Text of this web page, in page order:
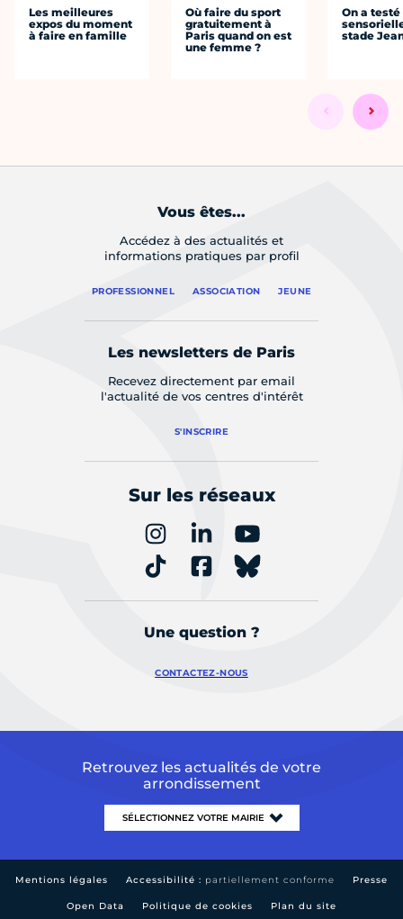
Les meilleures
expos du moment
à faire en famille
Où faire du sport
gratuitement à
Paris quand on est
une femme ?
On a
stade
Vous êtes...
Accédez à des actualités et
informations pratiques par profil
PROFESSIONNEL ASSOCIATION JEUNE
Les newsletters de Paris
Recevez directement par email
l'actualité de vos centres d'intérêt
S'INSCRIRE
Sur les réseaux
Une question ?
CONTACTEZ-NOUS
Retrouvez les actualités de votre
arrondissement
Mentions légales Accessibilité : partiellement conforme Presse
Open Data Politique de cookies Plan du site